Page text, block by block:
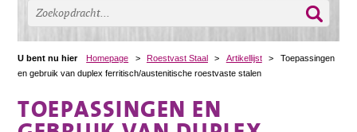
U bent nu hier Homepage > Roestvast Staal > Artikellijst >
Toepassingen
en gebruik van duplex ferritisch/austenitische roestvaste stalen
TOEPASSINGEN EN